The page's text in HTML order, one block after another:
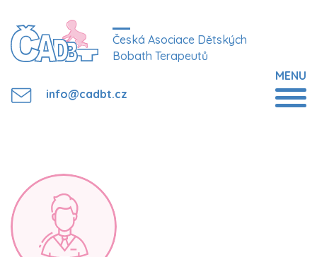
Česká Asociace Dětských
Bobath Terapeutů
info@cadbt.cz
MENU